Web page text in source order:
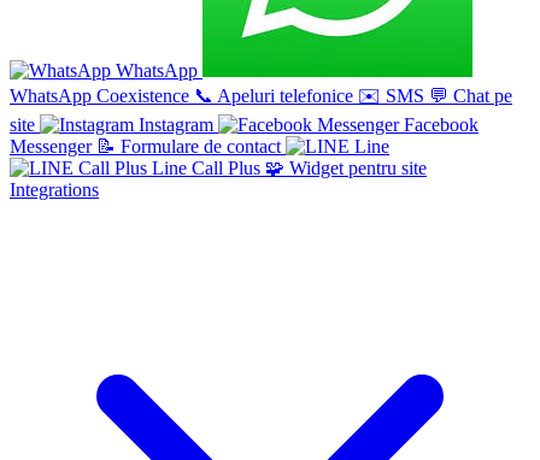
WhatsApp
WhatsApp Coexistence 📞 Apeluri telefonice ✉️ SMS 💬 Chat pe
site
Instagram
Facebook
Messenger 📝 Formulare de contact
Line
Line Call Plus 🧩 Widget pentru site
Integrations